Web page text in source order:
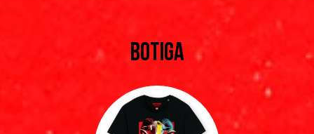
BOTIGA